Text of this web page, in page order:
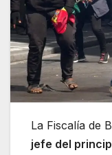
La Fiscalía de
jefe del